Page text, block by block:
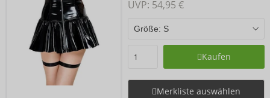
UVP: 54,95 €
Kaufen
Merkliste auswählen